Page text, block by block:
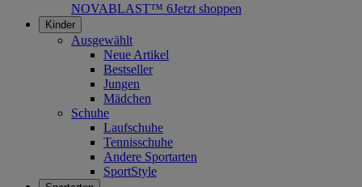
NOVABLAST™ 6Jetzt shoppen
Kinder
Ausgewählt
Neue Artikel
Bestseller
Jungen
Mädchen
Schuhe
Laufschuhe
Tennisschuhe
Andere Sportarten
SportStyle